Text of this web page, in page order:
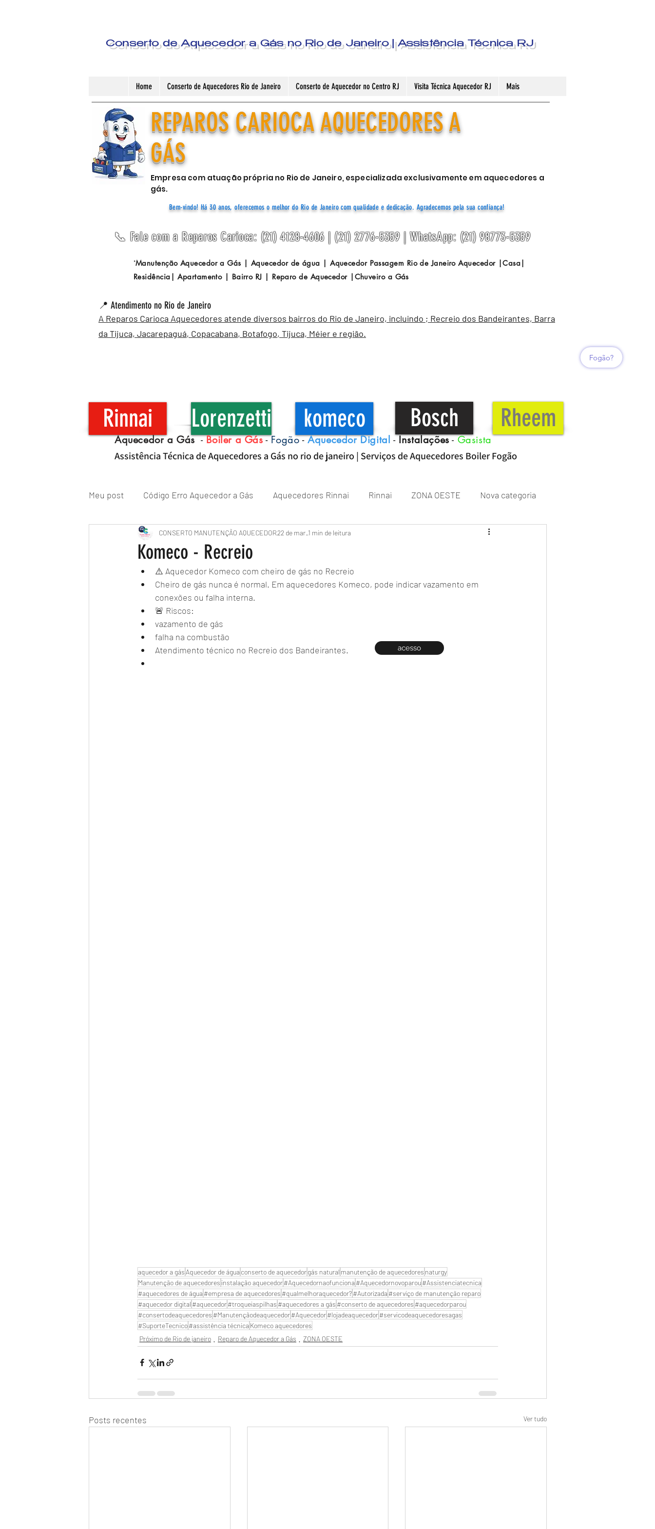
Conserto de Aquecedor a Gás no Rio de Janeiro | Assistência Técnica RJ
Home Conserto de Aquecedores Rio de Janeiro Conserto de Aquecedor no Centro RJ Visita Técnica Aquecedor RJ Mais
REPAROS CARIOCA AQUECEDORES A
GÁS
Empresa com atuação própria no Rio de Janeiro, especializada exclusivamente em aquecedores a
gás.
Bem-vindo! Há 30 anos, oferecemos o melhor do Rio de Janeiro com qualidade e dedicação. Agradecemos pela sua confiança!
📞 Fale com a Reparos Carioca: (21) 4128-4606 | (21) 2776-5359 | WhatsApp: (21) 98773-5359
"Manutenção Aquecedor a Gás | Aquecedor de água | Aquecedor Passagem Rio de Janeiro Aquecedor |Casa|
Residência| Apartamento | Bairro RJ | Reparo de Aquecedor |Chuveiro a Gás
📍 Atendimento no Rio de Janeiro
A Reparos Carioca Aquecedores atende diversos bairros do Rio de Janeiro, incluindo ; Recreio dos Bandeirantes, Barra
da Tijuca, Jacarepaguá, Copacabana, Botafogo, Tijuca, Méier e região.
Fogão?
Rinnai Lorenzetti komeco Bosch Rheem
Aquecedor a Gás-Boiler a Gás-Fogão-Aquecedor Digital -Instalações-Gasista
Assistência Técnica de Aquecedores a Gás no rio de janeiro | Serviços de Aquecedores Boiler Fogão
Meu post Código Erro Aquecedor a Gás Aquecedores Rinnai Rinnai ZONA OESTE Nova categoria
"ZONA NORTE RJ" Conserto|Aquecedor Próximo de Rio de janeiro
Reparo de Aquecedor a Gás Zona sul RJ aquecedor
Komeco - Recreio
CONSERTO MANUTENÇÃO AQUECEDOR22 de mar. 1 min de leitura
⚠️ Aquecedor Komeco com cheiro de gás no Recreio
Cheiro de gás nunca é normal. Em aquecedores Komeco, pode indicar vazamento em
conexões ou falha interna.
🚨 Riscos:
vazamento de gás
falha na combustão
Atendimento técnico no Recreio dos Bandeirantes.
aquecedor a gás Aquecedor de água conserto de aquecedorgás natural manutenção de aquecedores naturgy
Manutenção de aquecedores instalação aquecedor#Aquecedornaofunciona #Aquecedornovoparou#Assistenciatecnica
#aquecedores de água #empresa de aquecedores #qualmelhoraquecedor?#Autorizada #serviço de manutenção reparo
#aquecedor digital #aquecedor#troqueiaspilhas #aquecedores a gás #conserto de aquecedores #aquecedorparou
#consertodeaquecedores #Manutençãodeaquecedor#Aquecedor#lojadeaquecedor#servicodeaquecedoresagas
#SuporteTecnico#assistência técnica Komeco aquecedores
Próximo de Rio de janeiro
Reparo de Aquecedor a Gás ZONA OESTE
Posts recentes Ver tudo
acesso